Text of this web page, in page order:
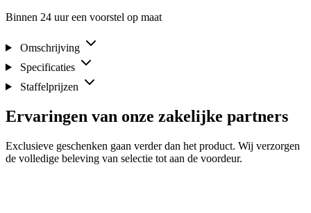
Binnen 24 uur een voorstel op maat
Omschrijving
Specificaties
Staffelprijzen
Ervaringen van onze zakelijke partners
Exclusieve geschenken gaan verder dan het product. Wij verzorgen
de volledige beleving van selectie tot aan de voordeur.